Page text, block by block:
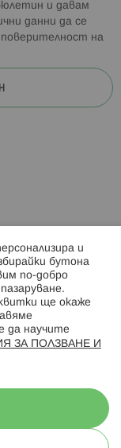
и давам
данни да се
на
и
бутона
по-добро
ще окаже
да научите
ЗА ПОЛЗВАНЕ И